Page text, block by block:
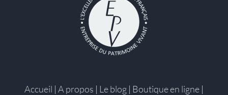
Accueil | A propos | Le blog | Boutique en ligne |